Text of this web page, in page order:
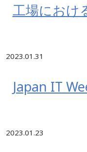
工場におけ
2023.01.31
Japan IT
2023.01.23